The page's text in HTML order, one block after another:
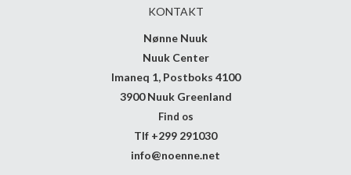
KONTAKT
Nønne Nuuk
Nuuk Center
Imaneq 1, Postboks 4100
3900 Nuuk Greenland
Find os
Tlf +299 291030
info@noenne.net